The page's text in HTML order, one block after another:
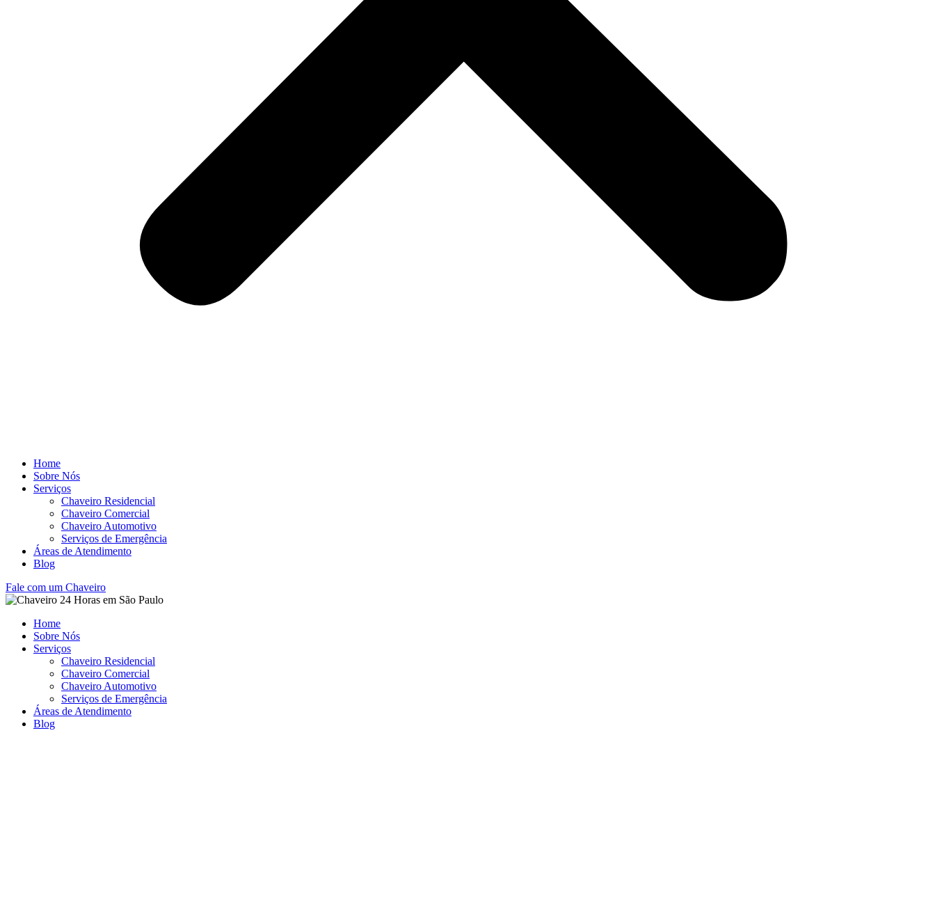
Home
Sobre Nós
Serviços
Chaveiro Residencial
Chaveiro Comercial
Chaveiro Automotivo
Serviços de Emergência
Áreas de Atendimento
Blog
Fale com um Chaveiro
Home
Sobre Nós
Serviços
Chaveiro Residencial
Chaveiro Comercial
Chaveiro Automotivo
Serviços de Emergência
Áreas de Atendimento
Blog